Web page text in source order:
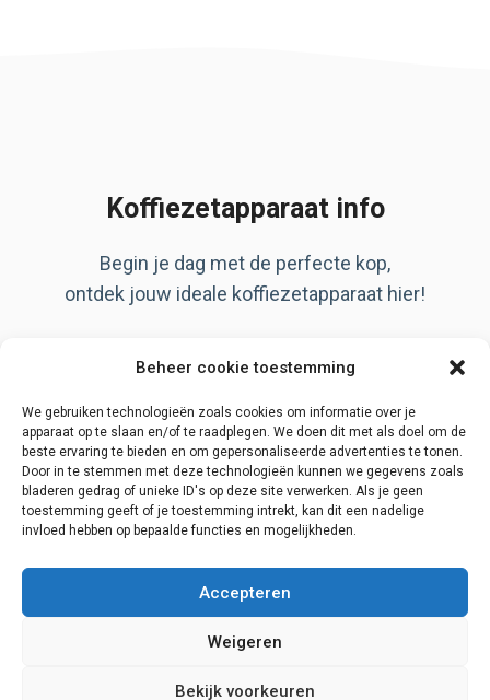
Beheer cookie toestemming
We gebruiken technologieën zoals cookies om informatie over je
apparaat op te slaan en/of te raadplegen. We doen dit met als doel om de
beste ervaring te bieden en om gepersonaliseerde advertenties te tonen.
Door in te stemmen met deze technologieën kunnen we gegevens zoals
bladeren gedrag of unieke ID's op deze site verwerken. Als je geen
toestemming geeft of je toestemming intrekt, kan dit een nadelige
invloed hebben op bepaalde functies en mogelijkheden.
Accepteren
Weigeren
Bekijk voorkeuren
Koffiezetapparaat info
Begin je dag met de perfecte kop,
ontdek jouw ideale koffiezetapparaat hier!
Privacy Policy
Disclaimer
Contact
Begin zoektocht
© 2026 Koffiezetapparaat info• Gebouwd met